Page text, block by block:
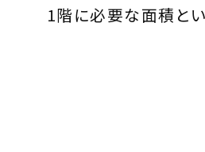
1階に必要な面積とい